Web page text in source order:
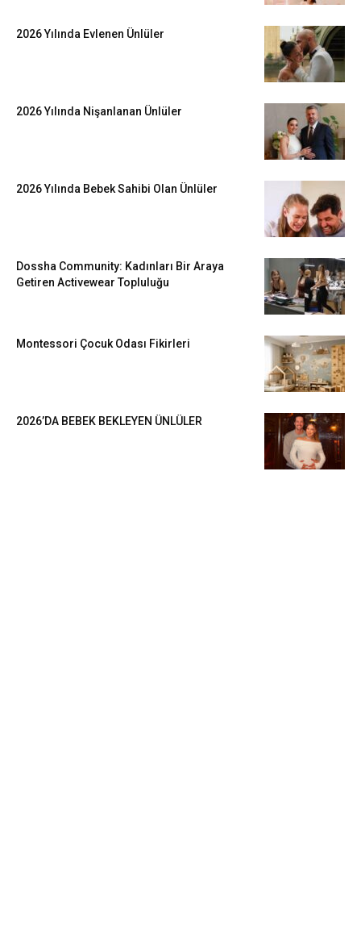
2026 Yılında Evlenen Ünlüler
2026 Yılında Nişanlanan Ünlüler
2026 Yılında Bebek Sahibi Olan Ünlüler
Dossha Community: Kadınları Bir Araya
Getiren Activewear Topluluğu
Montessori Çocuk Odası Fikirleri
2026’DA BEBEK BEKLEYEN ÜNLÜLER